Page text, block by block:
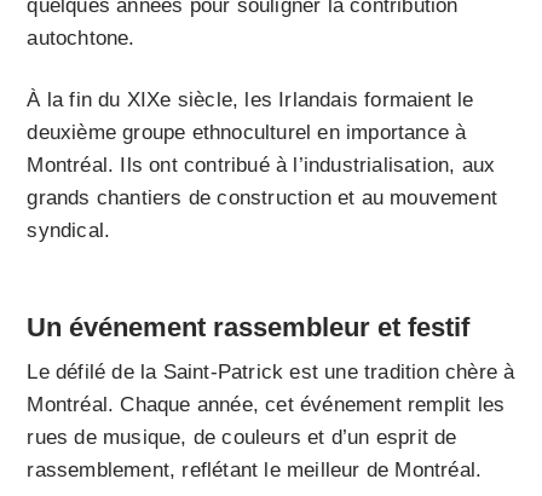
quelques années pour souligner la contribution
autochtone.
À la fin du XIXe siècle, les Irlandais formaient le
deuxième groupe ethnoculturel en importance à
Montréal. Ils ont contribué à l’industrialisation, aux
grands chantiers de construction et au mouvement
syndical.
Un événement rassembleur et festif
Le défilé de la Saint-Patrick est une tradition chère à
Montréal. Chaque année, cet événement remplit les
rues de musique, de couleurs et d’un esprit de
rassemblement, reflétant le meilleur de Montréal.